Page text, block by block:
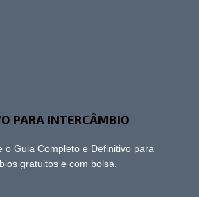
PARA INTERCÂMBIO
o Guia Completo e Definitivo para
gratuitos e com bolsa.